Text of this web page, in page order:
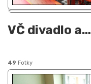
VČ divadlo a…
49 Fotky